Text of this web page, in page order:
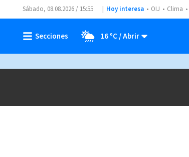
Sábado, 08.08.2026 / 15:55 Hoy interesa OIJ Clima
16 ºC